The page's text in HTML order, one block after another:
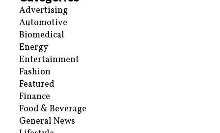
Advertising
Automotive
Biomedical
Energy
Entertainment
Fashion
Featured
Finance
Food & Beverage
General News